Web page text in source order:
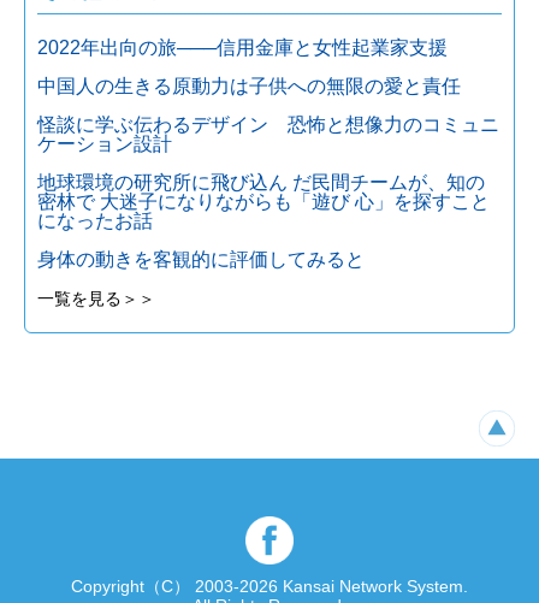
2022年出向の旅───信用金庫と女性起業家支援
中国人の生きる原動力は子供への無限の愛と責任
怪談に学ぶ伝わるデザイン 恐怖と想像力のコミュニ
ケーション設計
地球環境の研究所に飛び込ん だ民間チームが、知の
密林で 大迷子になりながらも「遊び 心」を探すこと
になったお話
身体の動きを客観的に評価してみると
一覧を見る＞＞
Copyright（C） 2003-2026 Kansai Network System.